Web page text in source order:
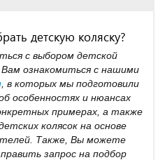
детскую коляску?
с выбором детской
Вам ознакомиться с нашими
, в которых мы подготовили
особенностях и нюансах
примерах, а также
колясок на основе
Также, Вы можете
запрос на подбор